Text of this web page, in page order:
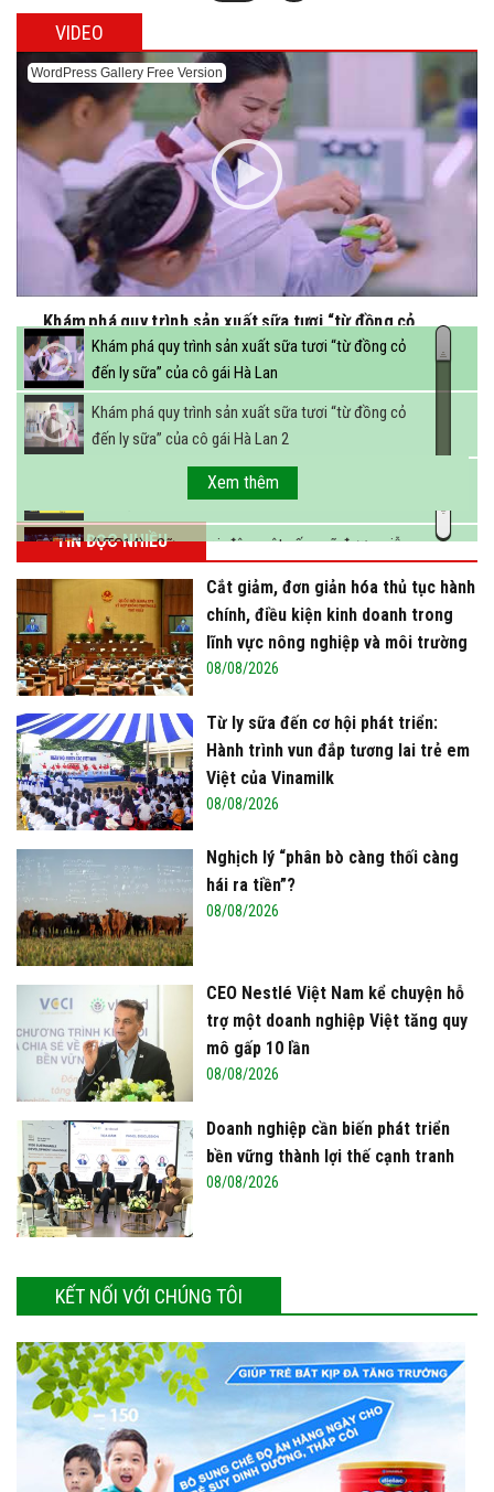
VIDEO
WordPress Gallery Free Version
Khám phá quy trình sản xuất sữa tươi “từ đồng cỏ
đến ly sữa” của cô gái Hà Lan
Khám phá quy trình sản xuất sữa tươi “từ đồng cỏ
đến ly sữa” của cô gái Hà Lan
Khám phá quy trình sản xuất sữa tươi “từ đồng cỏ
đến ly sữa” của cô gái Hà Lan 2
FBNC - Ngành sữa hướng tới mục tiêu 3,4 tỷ lít sữa
(VTC14) - Sữa ngoại, động vật sống sẽ được miễn
Xem thêm
TIN ĐỌC NHIỀU
Cắt giảm, đơn giản hóa thủ tục hành
chính, điều kiện kinh doanh trong
lĩnh vực nông nghiệp và môi trường
08/08/2026
Từ ly sữa đến cơ hội phát triển:
Hành trình vun đắp tương lai trẻ em
Việt của Vinamilk
08/08/2026
Nghịch lý “phân bò càng thối càng
hái ra tiền”?
08/08/2026
CEO Nestlé Việt Nam kể chuyện hỗ
trợ một doanh nghiệp Việt tăng quy
mô gấp 10 lần
08/08/2026
Doanh nghiệp cần biến phát triển
bền vững thành lợi thế cạnh tranh
08/08/2026
KẾT NỐI VỚI CHÚNG TÔI